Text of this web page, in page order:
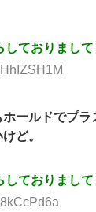
しておりまして
ホールドでプ
ど。
しておりまして